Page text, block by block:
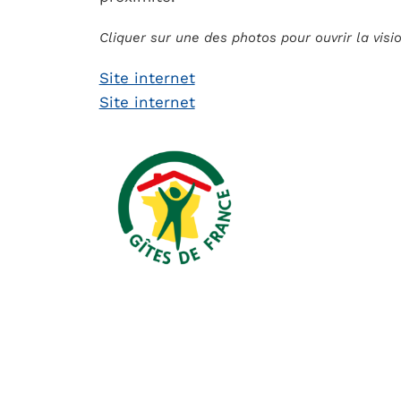
Cliquer sur une des photos pour ouvrir la
Site internet
Site internet